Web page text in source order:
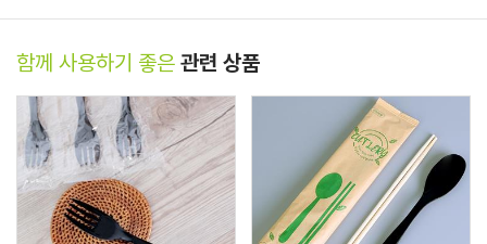
함께 사용하기 좋은 관련 상품